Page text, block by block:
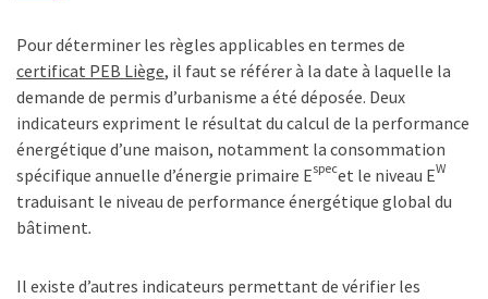
Pour déterminer les règles applicables en termes de
certificat PEB Liège, il faut se référer à la date à laquelle la
demande de permis d’urbanisme a été déposée. Deux
indicateurs expriment le résultat du calcul de la performance
énergétique d’une maison, notamment la consommation
spécifique annuelle d’énergie primaire Especet le niveau EW
traduisant le niveau de performance énergétique global du
bâtiment.
Il existe d’autres indicateurs permettant de vérifier les